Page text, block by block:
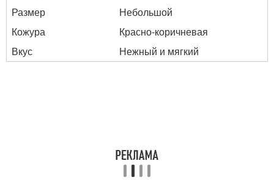
Размер
Небольшой
Кожура
Красно-коричневая
Вкус
Нежный и мягкий